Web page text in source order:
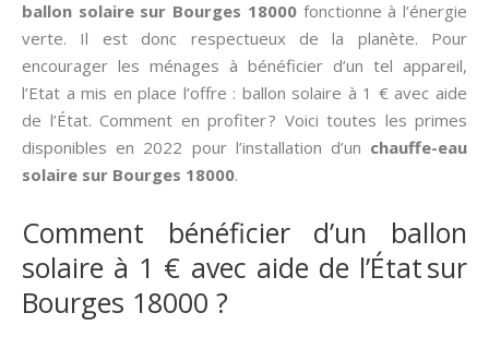
ballon solaire sur Bourges 18000 fonctionne à l’énergie
verte. Il est donc respectueux de la planète. Pour
encourager les ménages à bénéficier d’un tel appareil,
l’Etat a mis en place l’offre : ballon solaire à 1 € avec aide
de l’État. Comment en profiter ? Voici toutes les primes
disponibles en 2022 pour l’installation d’un chauffe-eau
solaire sur Bourges 18000.
Comment bénéficier d’un ballon
solaire à 1 € avec aide de l’État sur
Bourges 18000 ?